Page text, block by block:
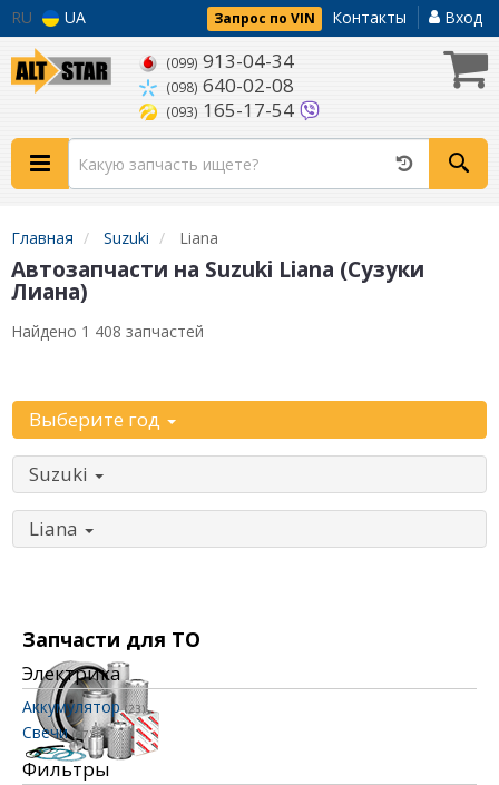
RU UA Запрос по VIN Контакты Вход
(099) 913-04-34
(098) 640-02-08
(093) 165-17-54
Главная Suzuki Liana
Автозапчасти на Suzuki Liana (Сузуки
Лиана)
Найдено 1 408 запчастей
Выберите год
Suzuki
Liana
Запчасти для ТО
Электрика
Аккумулятор(23)
Свечи(67)
Фильтры